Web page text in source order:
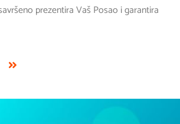
prezentira Vaš Posao i garantira